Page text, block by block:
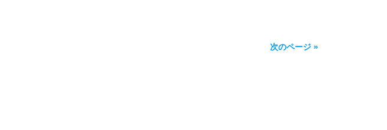
次のページ »